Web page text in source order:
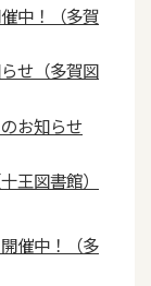
中！（多賀
せ（多賀図
お知らせ
王図書館）
催中！（多